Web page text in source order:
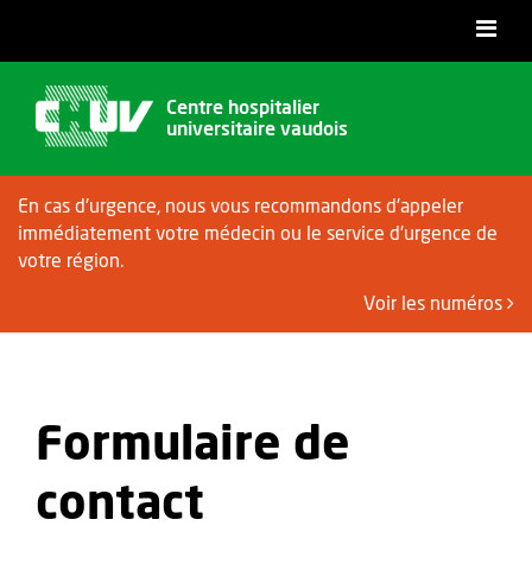
Centre hospitalier
universitaire vaudois
En cas d'urgence, nous vous recommandons d'appeler
immédiatement votre médecin ou le service d'urgence de
votre région.
Voir les numéros
Formulaire de
contact